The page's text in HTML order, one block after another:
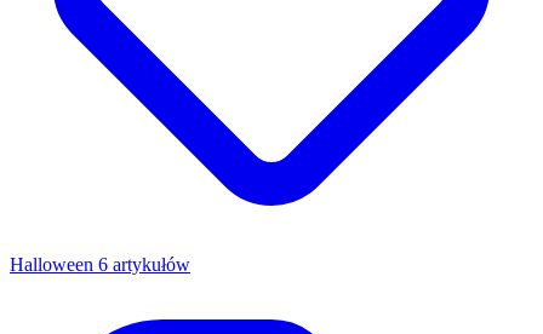
Halloween 6 artykułów